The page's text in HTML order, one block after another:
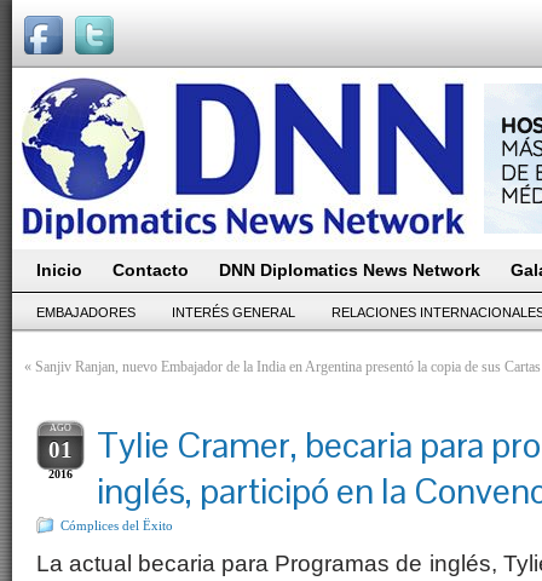
Inicio Contacto DNN Diplomatics News Network
EMBAJADORES INTERÉS GENERAL RELACIONES
« Sanjiv Ranjan, nuevo Embajador de la India en Argentina presentó la copia de sus
AGO
01
2016
Tylie Cramer, becaria para
inglés, participó en la
Cómplices del Ëxito
La actual becaria para Programas de inglés,